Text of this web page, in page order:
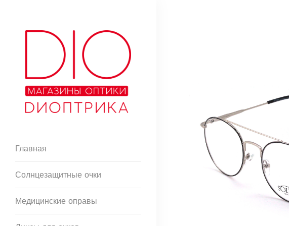
Главная
Солнцезащитные очки
Медицинские оправы